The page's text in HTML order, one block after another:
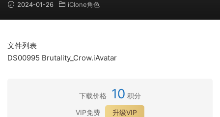
2024-01-26 iClone角色
文件列表
DS00995 Brutality_Crow.iAvatar
下载价格 10 积分
VIP免费
升级VIP